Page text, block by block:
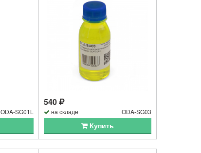
ODA-SG01L
540
на складе ODA-SG03
Купить